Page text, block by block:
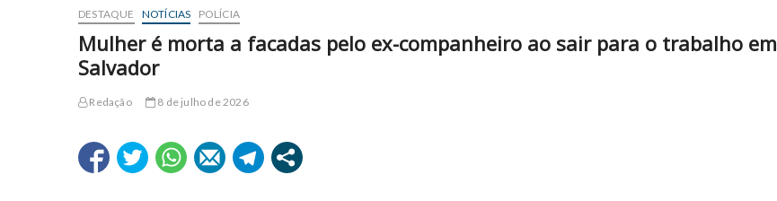
DESTAQUE NOTÍCIAS POLÍCIA
Mulher é morta a facadas pelo ex-companheiro ao sair para o trabalho em
Salvador
Redação 8 de julho de 2026